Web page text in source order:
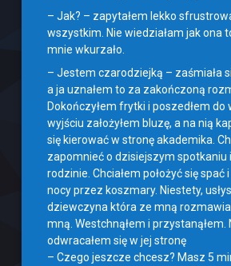
– Jak? – zapytałem lekko
wszystkim. Nie wiedziałam jak ona
mnie wkurzało.
– Jestem czarodziejką – zaśmiała
a ja uznałem to za zakończoną
Dokończyłem frytki i poszedłem do
wyjściu założyłem bluzę, a na nią
się kierować w stronę akademika.
zapomnieć o dzisiejszym spotkaniu
rodzinie. Chciałem położyć się spać
nocy przez koszmary. Niestety,
dziewczyna która ze mną
mną. Westchnąłem i przystanąłem.
odwracałem się w jej stronę
– Czego jeszcze chcesz? Masz 5